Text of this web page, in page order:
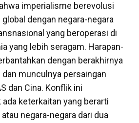
imperialisme berevolusi
dengan negara-negara
yang beroperasi di
yang lebih seragam. Harapan-
dengan berakhirnya
munculnya persaingan
dan Cina. Konflik ini
keterkaitan yang berarti
negara-negara dari dua